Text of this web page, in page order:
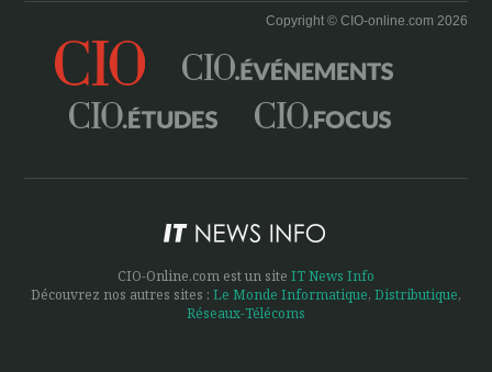
Copyright © CIO-online.com 2026
CIO-Online.com est un site IT News Info
Découvrez nos autres sites : Le Monde Informatique, Distributique,
Réseaux-Télécoms